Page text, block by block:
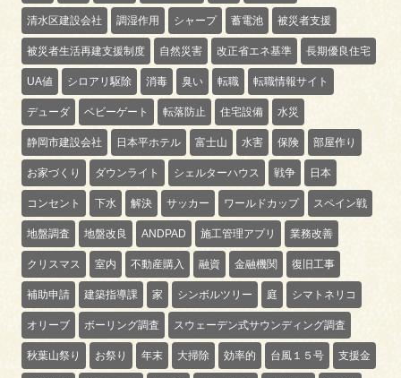
清水区建設会社 調湿作用 シャープ 蓄電池 被災者支援
被災者生活再建支援制度 自然災害 改正省エネ基準 長期優良住宅
UA値 シロアリ駆除 消毒 臭い 転職 転職情報サイト
デューダ ベビーゲート 転落防止 住宅設備 水災
静岡市建設会社 日本平ホテル 富士山 水害 保険 部屋作り
お家づくり ダウンライト シェルターハウス 戦争 日本
コンセント 下水 解決 サッカー ワールドカップ スペイン戦
地盤調査 地盤改良 ANDPAD 施工管理アプリ 業務改善
クリスマス 室内 不動産購入 融資 金融機関 復旧工事
補助申請 建築指導課 家 シンボルツリー 庭 シマトネリコ
オリーブ ボーリング調査 スウェーデン式サウンディング調査
秋葉山祭り お祭り 年末 大掃除 効率的 台風１５号 支援金